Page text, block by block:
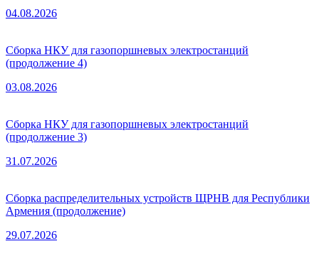
04.08.2026
Сборка НКУ для газопоршневых электростанций
(продолжение 4)
03.08.2026
Сборка НКУ для газопоршневых электростанций
(продолжение 3)
31.07.2026
Сборка распределительных устройств ЩРНВ для Республики
Армения (продолжение)
29.07.2026